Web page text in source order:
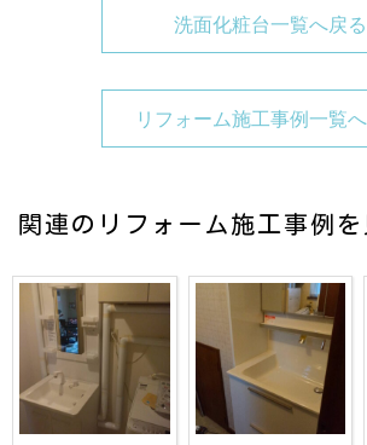
洗面化粧台一覧へ戻る
リフォーム施工事例一覧
関連のリフォーム施工事例を